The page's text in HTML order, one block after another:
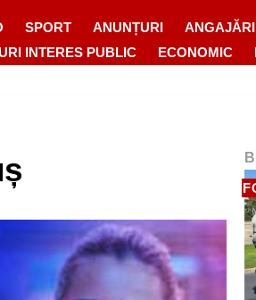
SPORT ANUNȚURI ANGAJĂRI
INTERES PUBLIC ECONOMIC